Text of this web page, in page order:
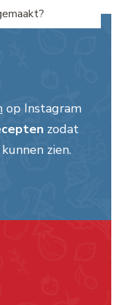
op Instagram
zodat
zien.